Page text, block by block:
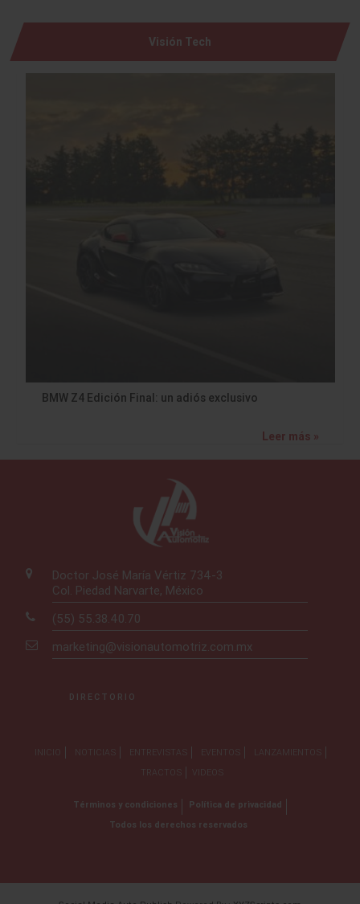
Visión Tech
BMW Z4 Edición Final: un adiós exclusivo
Leer más »
Doctor José María Vértiz 734-3
Col. Piedad Narvarte, México
(55) 55.38.40.70
marketing@visionautomotriz.com.mx
DIRECTORIO
INICIO NOTICIAS ENTREVISTAS EVENTOS
LANZAMIENTOS
TRACTOS
VIDEOS
Términos y condiciones
Política de privacidad
Todos los derechos reservados